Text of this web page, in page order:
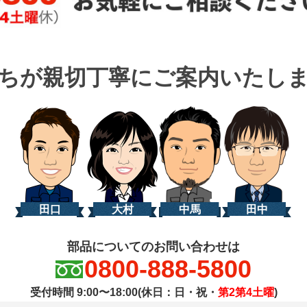
が親切丁寧にご案内いたし
田口 大村 中馬 田中
部品についてのお問い合わせは
0800-888-5800
受付時間 9:00〜18:00(休日：日・祝・ 第2第4土曜)